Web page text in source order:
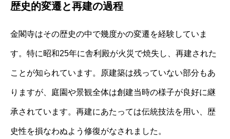
歴史的変遷と再建の過程
金閣寺はその歴史の中で幾度かの変遷を経験していま
す。特に昭和25年に舎利殿が火災で焼失し、再建された
ことが知られています。原建築は残っていない部分もあ
りますが、庭園や景観全体は創建当時の様子が良好に継
承されています。再建にあたっては伝統技法を用い、歴
史性を損なわぬよう修復がなされました。